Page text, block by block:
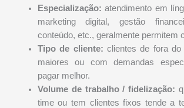
Especialização: atendimento em
marketing digital, gestão
conteúdo, etc., geralmente permitem
Tipo de cliente: clientes de fora
maiores ou com demandas
pagar melhor.
Volume de trabalho / fidelização:
time ou tem clientes fixos tende a